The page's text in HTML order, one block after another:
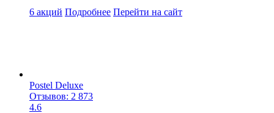
6 акций Подробнее Перейти на сайт
Postel Deluxe
Отзывов: 2 873
4.6